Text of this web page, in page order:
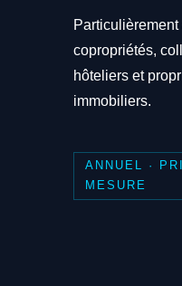
copropriétés,
hôteliers et
immobiliers.
ANNUEL ·
MESURE